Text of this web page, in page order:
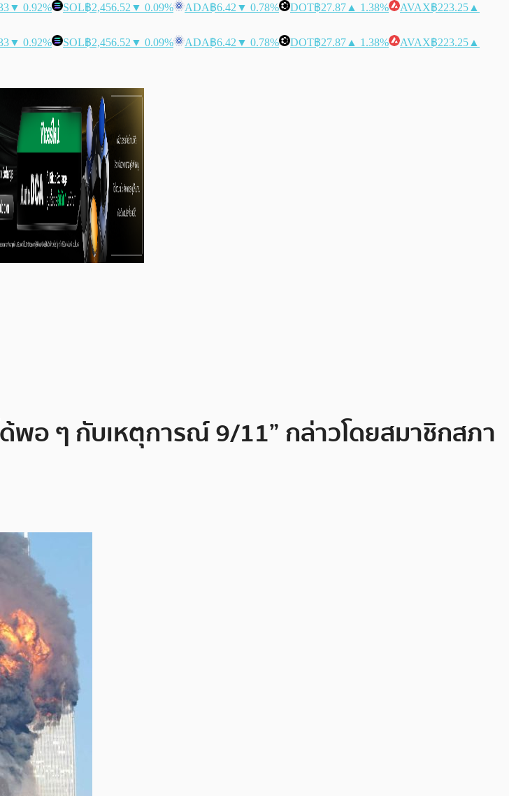
▼ 0.92% SOL฿2,456.52 ▼ 0.09% ADA฿6.42 ▼ 0.78% DOT฿27.87 ▲ 1.38% AVAX฿223.25 ▲
▼ 0.92% SOL฿2,456.52 ▼ 0.09% ADA฿6.42 ▼ 0.78% DOT฿27.87 ▲ 1.38% AVAX฿223.25 ▲
พอ ๆ กับเหตุการณ์ 9/11” กล่าวโดยสมาชิกสภา